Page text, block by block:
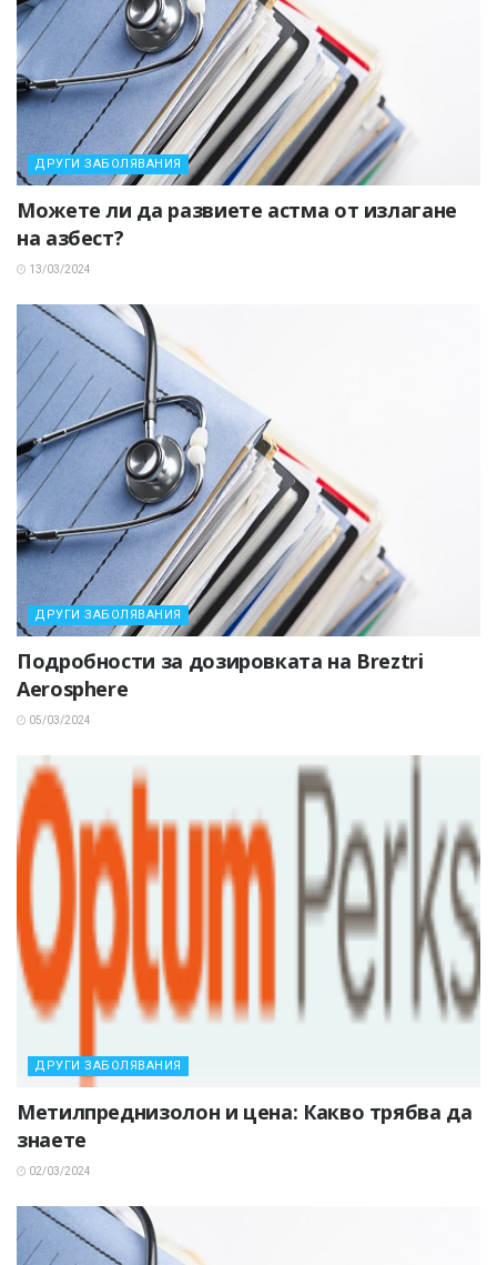
ДРУГИ ЗАБОЛЯВАНИЯ
Можете ли да развиете астма от излагане
на азбест?
13/03/2024
ДРУГИ ЗАБОЛЯВАНИЯ
Подробности за дозировката на Breztri
Aerosphere
05/03/2024
ДРУГИ ЗАБОЛЯВАНИЯ
Метилпреднизолон и цена: Какво трябва да
знаете
02/03/2024